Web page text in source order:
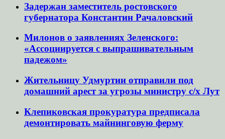
Задержан заместитель ростовского
губернатора Константин Рачаловский
Милонов о заявлениях Зеленского:
«Ассоциируется с выпрашивательным
падежом»
Жительницу Удмуртии отправили под
домашний арест за угрозы министру с/х Лут
Клепиковская прокуратура предписала
демонтировать майнинговую ферму